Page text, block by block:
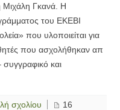
Μιχάλη Γκανά. Η
του ΕΚΕΒΙ
που υλοποιείται για
που ασχολήθηκαν απ
συγγραφικό και
σχολίου
16